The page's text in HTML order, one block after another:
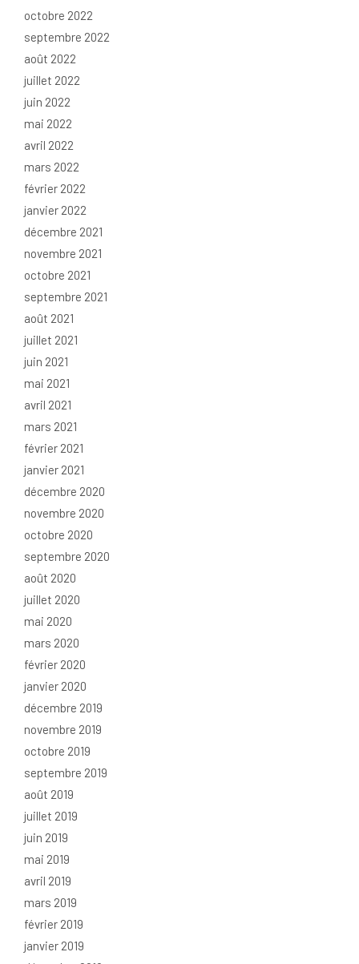
octobre 2022
septembre 2022
août 2022
juillet 2022
juin 2022
mai 2022
avril 2022
mars 2022
février 2022
janvier 2022
décembre 2021
novembre 2021
octobre 2021
septembre 2021
août 2021
juillet 2021
juin 2021
mai 2021
avril 2021
mars 2021
février 2021
janvier 2021
décembre 2020
novembre 2020
octobre 2020
septembre 2020
août 2020
juillet 2020
mai 2020
mars 2020
février 2020
janvier 2020
décembre 2019
novembre 2019
octobre 2019
septembre 2019
août 2019
juillet 2019
juin 2019
mai 2019
avril 2019
mars 2019
février 2019
janvier 2019